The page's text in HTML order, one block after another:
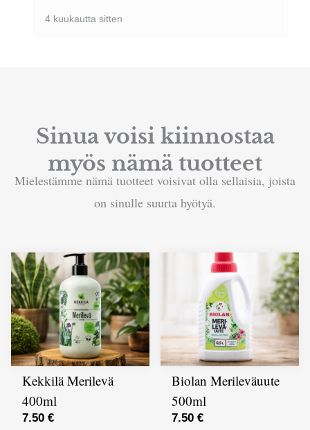
4 kuukautta sitten
Sinua voisi kiinnostaa
myös nämä tuotteet
Mielestämme nämä tuotteet voisivat olla sellaisia, joista
on sinulle suurta hyötyä.
Kekkilä Merilevä
400ml
7.50 €
Biolan Merileväuute
500ml
7.50 €